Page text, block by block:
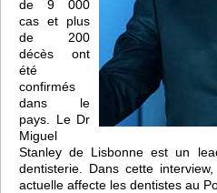
de 9 000
cas et plus
de 200
décès ont
été
confirmés
dans le
pays. Le Dr
Miguel
Stanley de Lisbonne est un
dentisterie. Dans cette
actuelle affecte les dentistes au